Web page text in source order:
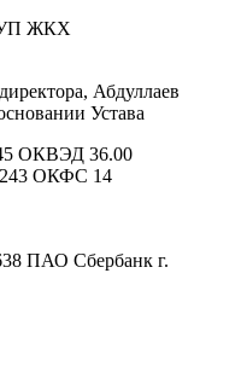
ЖКХ
Абдуллаев
Устава
ОКВЭД 36.00
ОКФС 14
ПАО Сбербанк г.